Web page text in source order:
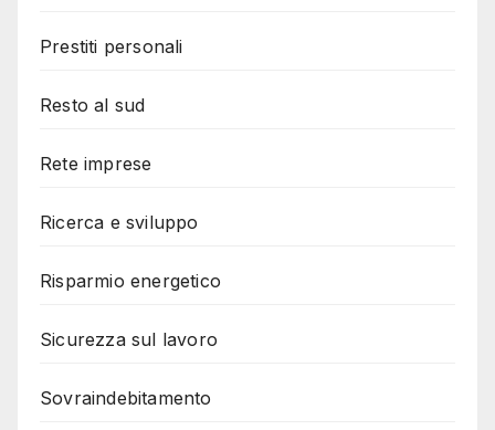
Prestiti personali
Resto al sud
Rete imprese
Ricerca e sviluppo
Risparmio energetico
Sicurezza sul lavoro
Sovraindebitamento